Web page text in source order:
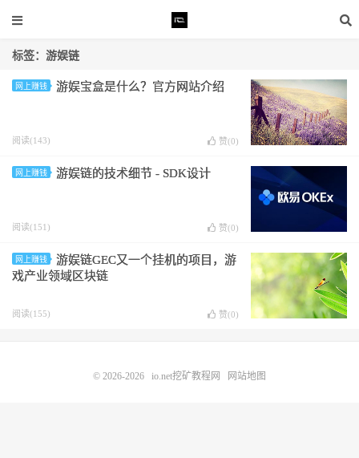
标签：游娱链
网上赚钱 游娱宝盒是什么？官方网站介绍
阅读(143) 赞(0)
网上赚钱 游娱链的技术细节 - SDK设计
阅读(151) 赞(0)
网上赚钱
游娱链GEC又一个挂机的项目，游
戏产业领域区块链
阅读(155) 赞(0)
© 2026-2026 io.net挖矿教程网 网站地图